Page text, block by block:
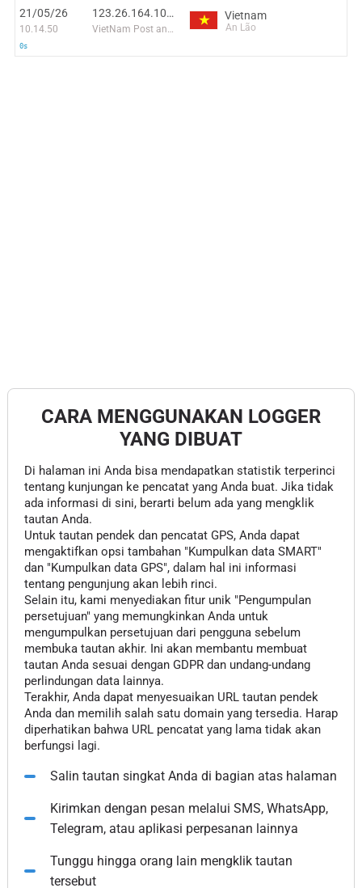
21/05/26
10.14.50
0s
123.26.164.105:59614
VietNam Post and Telecom Corporation
Vietnam
An Lão
CARA MENGGUNAKAN LOGGER
YANG DIBUAT
Di halaman ini Anda bisa mendapatkan statistik terperinci
tentang kunjungan ke pencatat yang Anda buat. Jika tidak
ada informasi di sini, berarti belum ada yang mengklik
tautan Anda.
Untuk tautan pendek dan pencatat GPS, Anda dapat
mengaktifkan opsi tambahan "Kumpulkan data SMART"
dan "Kumpulkan data GPS", dalam hal ini informasi
tentang pengunjung akan lebih rinci.
Selain itu, kami menyediakan fitur unik "Pengumpulan
persetujuan" yang memungkinkan Anda untuk
mengumpulkan persetujuan dari pengguna sebelum
membuka tautan akhir. Ini akan membantu membuat
tautan Anda sesuai dengan GDPR dan undang-undang
perlindungan data lainnya.
Terakhir, Anda dapat menyesuaikan URL tautan pendek
Anda dan memilih salah satu domain yang tersedia. Harap
diperhatikan bahwa URL pencatat yang lama tidak akan
berfungsi lagi.
Salin tautan singkat Anda di bagian atas halaman
Kirimkan dengan pesan melalui SMS, WhatsApp,
Telegram, atau aplikasi perpesanan lainnya
Tunggu hingga orang lain mengklik tautan
tersebut